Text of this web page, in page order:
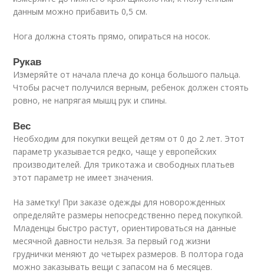
данным можно прибавить 0,5 см.
Нога должна стоять прямо, опираться на носок.
Рукав
Измеряйте от начала плеча до конца большого пальца.
Чтобы расчет получился верным, ребенок должен стоять
ровно, не напрягая мышц рук и спины.
Вес
Необходим для покупки вещей детям от 0 до 2 лет. Этот
параметр указывается редко, чаще у европейских
производителей. Для трикотажа и свободных платьев
этот параметр не имеет значения.
На заметку! При заказе одежды для новорожденных
определяйте размеры непосредственно перед покупкой.
Младенцы быстро растут, ориентироваться на данные
месячной давности нельзя. За первый год жизни
груднички меняют до четырех размеров. В полтора года
можно заказывать вещи с запасом на 6 месяцев.